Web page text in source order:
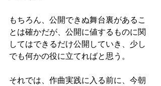
もちろん、公開できぬ舞台裏があるこ
とは確かだが、公開に値するものに関
してはできるだけ公開していき、少し
でも何かの役に立てればと思う。
それでは、作曲実践に入る前に、今朝